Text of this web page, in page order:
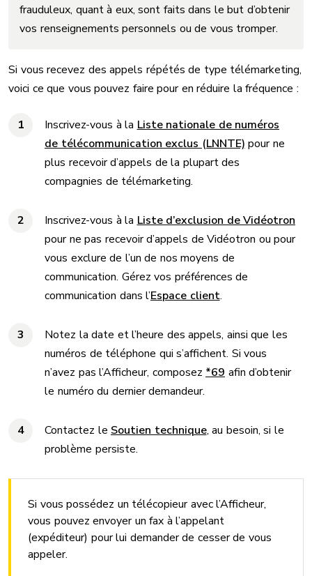
frauduleux, quant à eux, sont faits dans le but d’obtenir
vos renseignements personnels ou de vous tromper.
Si vous recevez des appels répétés de type télémarketing,
voici ce que vous pouvez faire pour en réduire la fréquence :
Inscrivez-vous à la Liste nationale de numéros
de télécommunication exclus (LNNTE) pour ne
plus recevoir d’appels de la plupart des
compagnies de télémarketing.
Inscrivez-vous à la Liste d’exclusion de Vidéotron
pour ne pas recevoir d’appels de Vidéotron ou pour
vous exclure de l’un de nos moyens de
communication. Gérez vos préférences de
communication dans l’Espace client.
Notez la date et l’heure des appels, ainsi que les
numéros de téléphone qui s’affichent. Si vous
n’avez pas l’Afficheur, composez *69 afin d’obtenir
le numéro du dernier demandeur.
Contactez le Soutien technique, au besoin, si le
problème persiste.
Si vous possédez un télécopieur avec l’Afficheur,
vous pouvez envoyer un fax à l’appelant
(expéditeur) pour lui demander de cesser de vous
appeler.